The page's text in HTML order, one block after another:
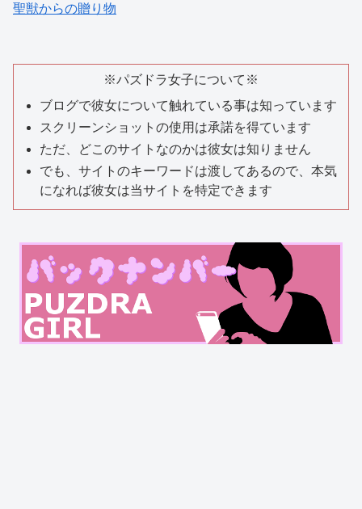
聖獣からの贈り物
※パズドラ女子について※
ブログで彼女について触れている事は知っています
スクリーンショットの使用は承諾を得ています
ただ、どこのサイトなのかは彼女は知りません
でも、サイトのキーワードは渡してあるので、本気
になれば彼女は当サイトを特定できます